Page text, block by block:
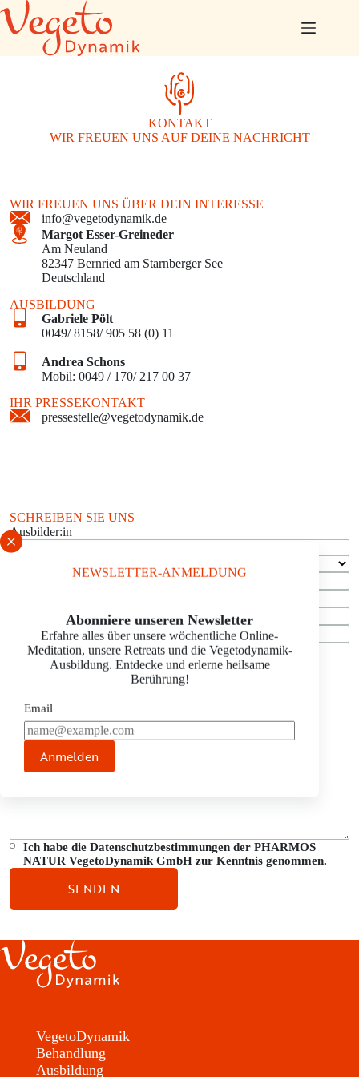
Zum
Inhalt
springen
NEWSLETTER-ANMELDUNG
Abonniere unseren Newsletter
Erfahre alles über unsere wöchentliche Online-
Meditation, unsere Retreats und die Vegetodynamik-
Ausbildung. Entdecke und erlerne heilsame
Berührung!
Email
Anmelden
KONTAKT
WIR FREUEN UNS AUF DEINE NACHRICHT
WIR FREUEN UNS ÜBER DEIN INTERESSE
info@vegetodynamik.de
Margot Esser-Greineder
Am Neuland
82347 Bernried am Starnberger See
Deutschland
AUSBILDUNG
Gabriele Pölt
0049/ 8158/ 905 58 (0) 11
Andrea Schons
Mobil: 0049 / 170/ 217 00 37
IHR PRESSEKONTAKT
pressestelle@vegetodynamik.de
SCHREIBEN SIE UNS
Ausbilder:in
Ich habe die Datenschutzbestimmungen der PHARMOS
NATUR VegetoDynamik GmbH zur Kenntnis genommen.
VegetoDynamik
Behandlung
Ausbildung